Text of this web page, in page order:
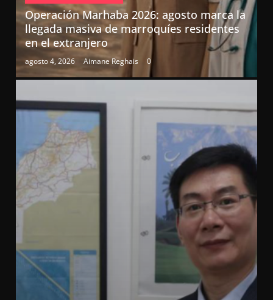
Operación Marhaba 2026: agosto marca la
llegada masiva de marroquíes residentes
en el extranjero
agosto 4, 2026 Aimane Reghais 0